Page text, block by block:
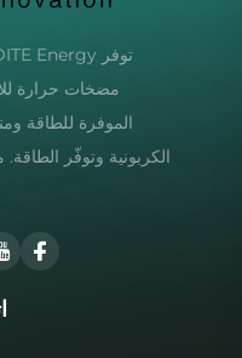
مضخات حرارة
الموفرة للطاقة